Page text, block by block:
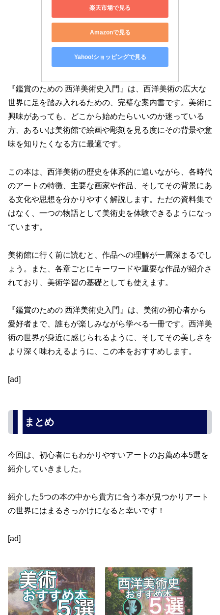
楽天市場で見る
Amazonで見る
Yahoo!ショッピングで見る
『鑑賞のための 西洋美術史入門』は、西洋美術の広大な
世界に足を踏み入れるための、完璧な案内書です。美術に
興味があっても、どこから始めたらいいのか迷っている
方、あるいは美術館で絵画や彫刻を見る度にその背景や意
味を知りたくなる方に最適です。
この本は、西洋美術の歴史を体系的に追いながら、各時代
のアートの特徴、主要な画家や作品、そしてその背景にあ
る文化や思想を分かりやすく解説します。ただの資料集で
はなく、一つの物語として美術史を体験できるようになっ
ています。
美術館に行く前に読むと、作品への理解が一層深まるでし
ょう。また、各章ごとにキーワードや重要な作品が紹介さ
れており、美術学習の基礎としても使えます。
『鑑賞のための 西洋美術史入門』は、美術の初心者から
愛好者まで、誰もが楽しみながら学べる一冊です。西洋美
術の世界が身近に感じられるように、そしてその美しさを
より深く味わえるように、この本をおすすめします。
[ad]
まとめ
今回は、初心者にもわかりやすいアートのお薦め本5選を
紹介していきました。
紹介した5つの本の中から貴方に合う本が見つかりアート
の世界にはまるきっかけになると幸いです！
[ad]